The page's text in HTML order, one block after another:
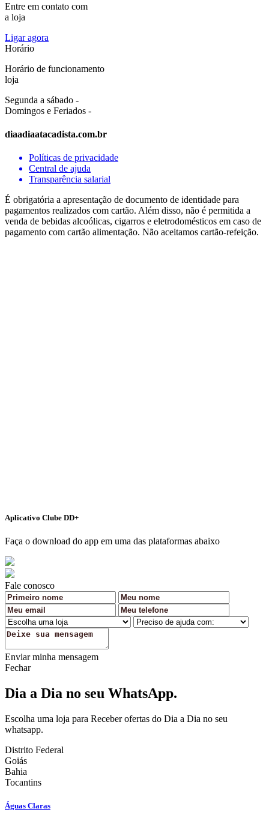
Entre em contato com
a loja
Ligar agora
Horário
Horário de funcionamento
loja
Segunda a sábado -
Domingos e Feriados -
diaadiaatacadista.com.br
Políticas de privacidade
Central de ajuda
Transparência salarial
É obrigatória a apresentação de documento de identidade para
pagamentos realizados com cartão. Além disso, não é permitida a
venda de bebidas alcoólicas, cigarros e eletrodomésticos em caso de
pagamento com cartão alimentação. Não aceitamos cartão-refeição.
Aplicativo Clube DD+
Faça o download do app em uma das plataformas abaixo
Fale conosco
Enviar minha mensagem
Fechar
Dia a Dia no seu WhatsApp.
Escolha uma loja para Receber ofertas do Dia a Dia no seu
whatsapp.
Distrito Federal
Goiás
Bahia
Tocantins
Águas Claras